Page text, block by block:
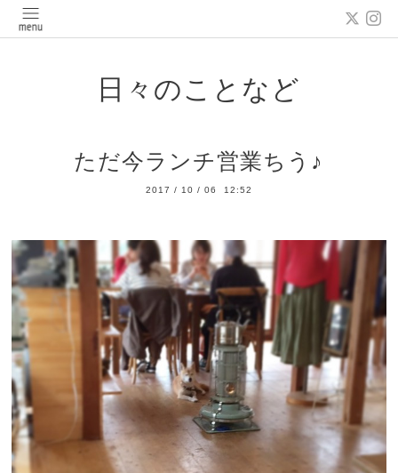
日々のことなど
ただ今ランチ営業ちう♪
2017 / 10 / 06 12:52